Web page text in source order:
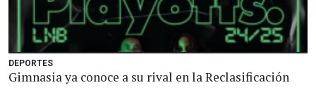
DEPORTES
Gimnasia ya conoce a su rival en la Reclasificación